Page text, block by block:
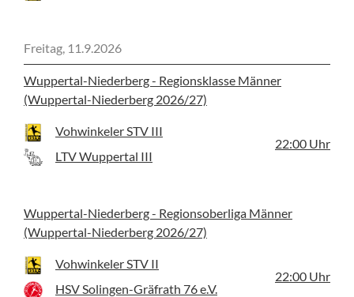
Freitag, 11.9.2026
Wuppertal-Niederberg - Regionsklasse Männer
(Wuppertal-Niederberg 2026/27)
Vohwinkeler STV III
LTV Wuppertal III
22:00 Uhr
Wuppertal-Niederberg - Regionsoberliga Männer
(Wuppertal-Niederberg 2026/27)
Vohwinkeler STV II
HSV Solingen-Gräfrath 76 e.V.
22:00 Uhr